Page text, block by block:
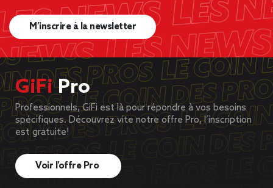
M’inscrire à la newsletter
GiFiPro
Professionnels, GiFi est là pour répondre à vos besoins
spécifiques. Découvrez vite notre offre Pro, l’inscription
est gratuite!
Voir l’offre Pro